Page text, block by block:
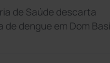
de Saúde descarta
de dengue em Dom